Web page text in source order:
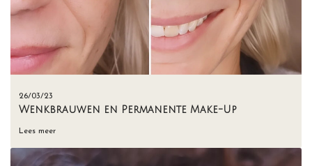
26/03/23
Wenkbrauwen en Permanente Make-Up
Lees meer